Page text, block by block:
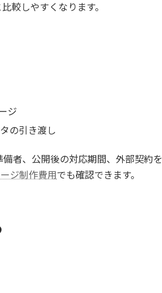
較しやすくなります。
ジ
の引き渡し
者、公開後の対応期間、外部契約を
ジ制作費用でも確認できます。